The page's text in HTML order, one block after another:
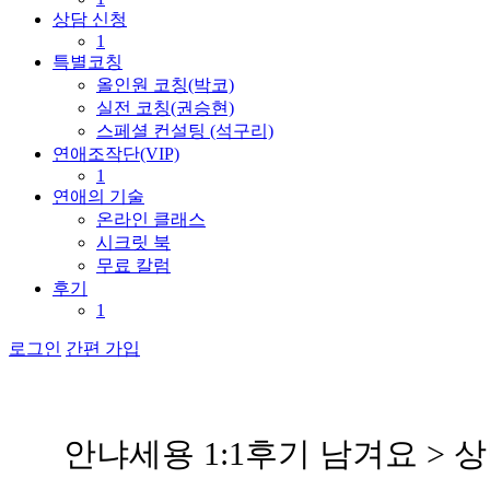
상담 신청
1
특별코칭
올인원 코칭(박코)
실전 코칭(권승현)
스페셜 컨설팅 (석구리)
연애조작단(VIP)
1
연애의 기술
온라인 클래스
시크릿 북
무료 칼럼
후기
1
로그인 간편 가입
안냐세용 1 :1 후기 남겨 요 > 상